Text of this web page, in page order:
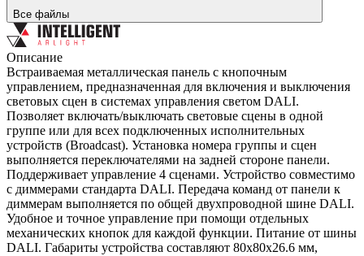
Все файлы
Описание
Встраиваемая металлическая панель с кнопочным
управлением, предназначенная для включения и выключения
световых сцен в системах управления светом DALI.
Позволяет включать/выключать световые сцены в одной
группе или для всех подключенных исполнительных
устройств (Broadcast). Установка номера группы и сцен
выполняется переключателями на задней стороне панели.
Поддерживает управление 4 сценами. Устройство совместимо
с диммерами стандарта DALI. Передача команд от панели к
диммерам выполняется по общей двухпроводной шине DALI.
Удобное и точное управление при помощи отдельных
механических кнопок для каждой функции. Питание от шины
DALI. Габариты устройства составляют 80х80х26.6 мм,